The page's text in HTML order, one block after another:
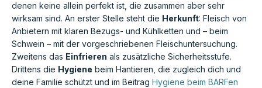
denen keine allein perfekt ist, die zusammen aber sehr
wirksam sind. An erster Stelle steht die Herkunft: Fleisch von
Anbietern mit klaren Bezugs- und Kühlketten und – beim
Schwein – mit der vorgeschriebenen Fleischuntersuchung.
Zweitens das Einfrieren als zusätzliche Sicherheitsstufe.
Drittens die Hygiene beim Hantieren, die zugleich dich und
deine Familie schützt und im Beitrag Hygiene beim BARFen